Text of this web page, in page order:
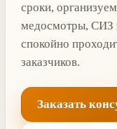
сроки,
медосмотры, СИЗ
спокойно
заказчиков.
Заказать